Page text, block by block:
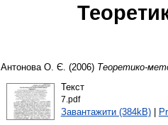
Антонова О. Є. (2006) Теоретико-
Текст
7.pdf
Завантажити (384kB)|